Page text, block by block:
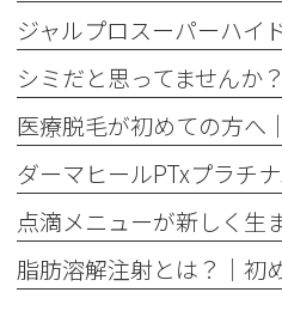
脂肪溶解注射とは？｜初